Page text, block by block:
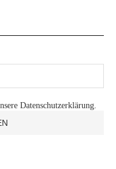
Datenschutzerklärung.